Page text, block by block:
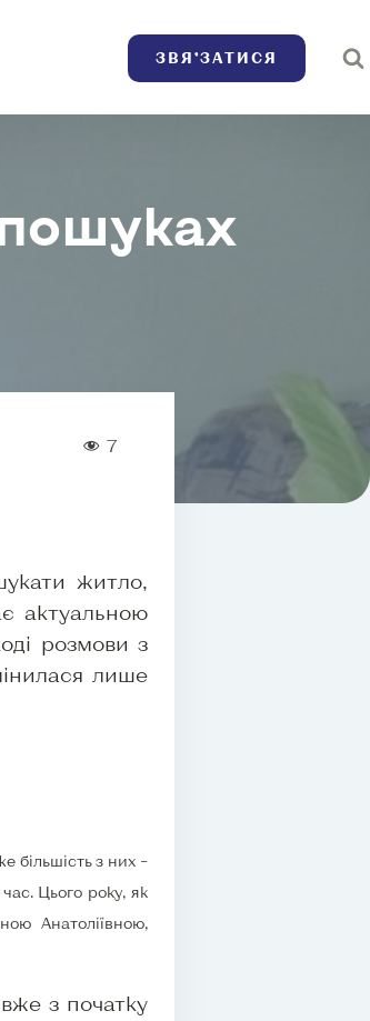
ЗВЯ’ЗАТИСЯ
7
житло,
актуальною
розмови з
лише
більшість з них –
Цього року, як
Анатоліївною,
з початку